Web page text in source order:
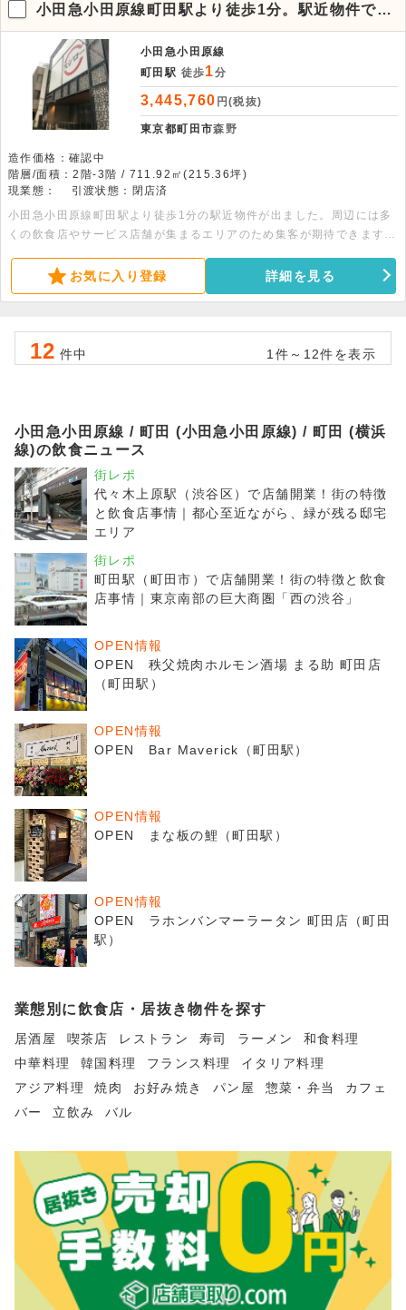
小田急小田原線町田駅より徒歩1分。駅近物件で
す。
小田急小田原線
町田駅 徒歩1分
3,445,760 円(税抜)
東京都町田市森野
造作価格：確認中
階層/面積：2階-3階 / 711.92㎡(215.36坪)
現業態：
引渡状態：閉店済
小田急小田原線町田駅より徒歩1分の駅近物件が出ました。周辺には多
くの飲食店やサービス店舗が集まるエリアのため集客が期待できます。
12.57坪
お気に入り登録 詳細を見る
12 件中 1件～12件を表示
小田急小田原線 / 町田 (小田急小田原線) / 町田 (横浜
線)の飲食ニュース
街レポ
代々木上原駅（渋谷区）で店舗開業！街の特徴
と飲食店事情｜都心至近ながら、緑が残る邸宅
エリア
街レポ
町田駅（町田市）で店舗開業！街の特徴と飲食
店事情｜東京南部の巨大商圏「西の渋谷」
OPEN情報
OPEN 秩父焼肉ホルモン酒場 まる助 町田店
（町田駅）
OPEN情報
OPEN Bar Maverick（町田駅）
OPEN情報
OPEN まな板の鯉（町田駅）
OPEN情報
OPEN ラホンバンマーラータン 町田店（町田
駅）
業態別に飲食店・居抜き物件を探す
居酒屋 喫茶店 レストラン 寿司 ラーメン
和食料理
中華料理
韓国料理 フランス料理
イタリア料理
アジア料理
焼肉 お好み焼き パン屋 惣菜・弁当
カフェ
バー
立飲み バル